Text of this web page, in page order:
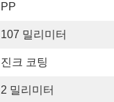
PP
107 밀리미터
진크 코팅
2 밀리미터